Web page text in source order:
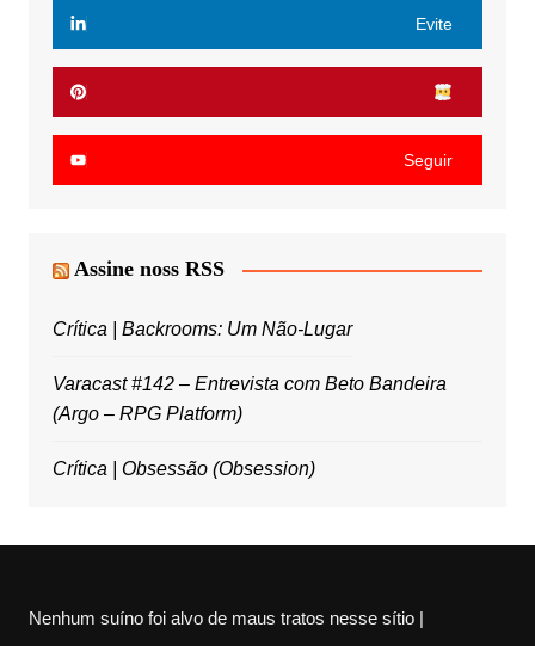
Evite
Seguir
Assine noss RSS
Crítica | Backrooms: Um Não-Lugar
Varacast #142 – Entrevista com Beto Bandeira
(Argo – RPG Platform)
Crítica | Obsessão (Obsession)
Nenhum suíno foi alvo de maus tratos nesse sítio |